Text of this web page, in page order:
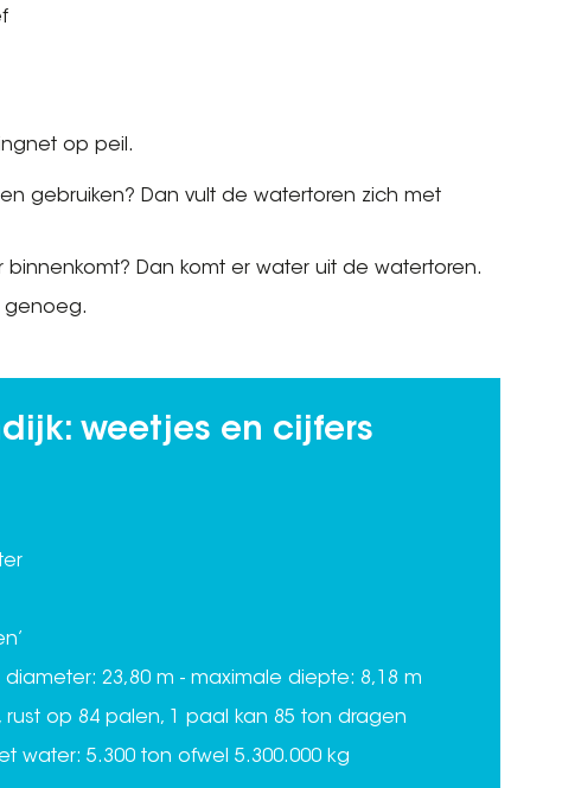
op peil.
gebruiken? Dan vult de watertoren zich met
Dan komt er water uit de watertoren.
genoeg.
weetjes en cijfers
23,80 m - maximale diepte: 8,18 m
rust op 84 palen, 1 paal kan 85 ton dragen
water: 5.300 ton ofwel 5.300.000 kg